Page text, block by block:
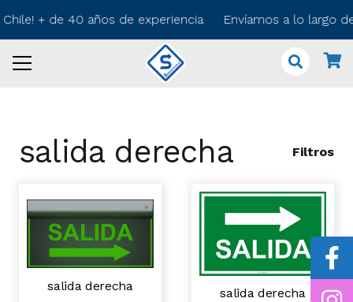
+ de 40 años de experiencia Envíamos a lo largo
salida derecha Filtros
salida derecha
salida derecha